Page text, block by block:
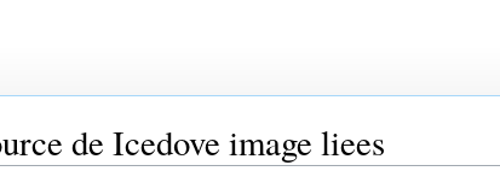
de Icedove image liees